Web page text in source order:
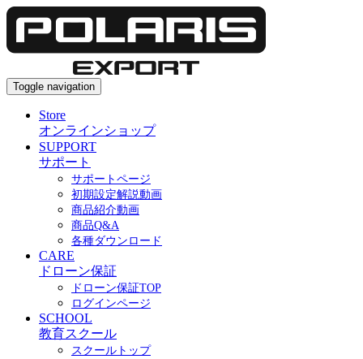
Toggle navigation
Store
オンラインショップ
SUPPORT
サポート
サポートページ
初期設定解説動画
商品紹介動画
商品Q&A
各種ダウンロード
CARE
ドローン保証
ドローン保証TOP
ログインページ
SCHOOL
教育スクール
スクールトップ